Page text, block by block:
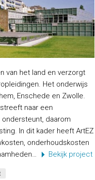
van het land en verzorgt
Het onderwijs
Enschede en Zwolle.
naar een
daarom
In dit kader heeft ArtEZ
onderhoudskosten
Bekijk project